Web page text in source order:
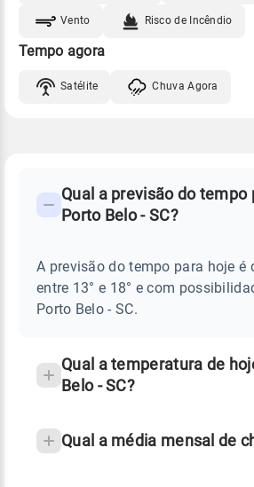
Vento Risco de Incêndio
Tempo agora
Satélite Chuva Agora
TEMPO
Perguntas
sobre
chuva
Qual a previsão do tempo
Porto Belo - SC?
A previsão do tempo para hoje é
entre 13° e 18° e com
Porto Belo - SC.
Qual a temperatura de
Belo - SC?
Qual a média mensal de